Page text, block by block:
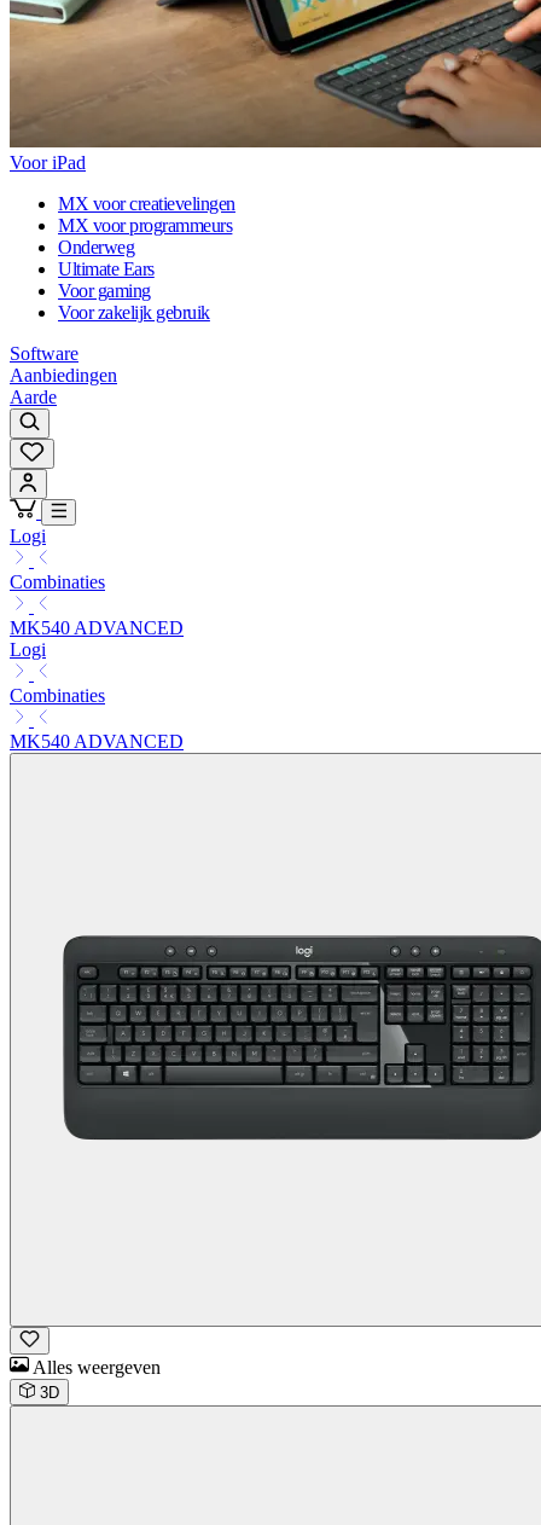
Voor iPad
MX voor creatievelingen
MX voor programmeurs
Onderweg
Ultimate Ears
Voor gaming
Voor zakelijk gebruik
Software
Aanbiedingen
Aarde
Logi
Combinaties
MK540 ADVANCED
Logi
Combinaties
MK540 ADVANCED
Alles weergeven
3D